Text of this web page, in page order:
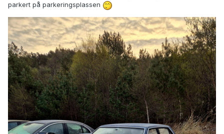
parkert på parkeringsplassen